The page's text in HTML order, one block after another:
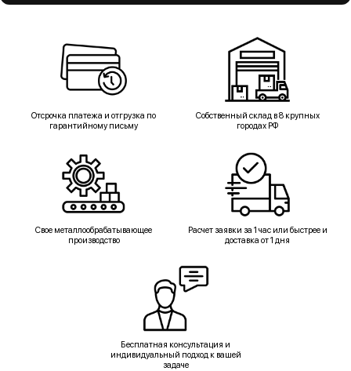
Отсрочка платежа и отгрузка по
гарантийному письму
Собственный склад в 8 крупных
городах РФ
Свое металлообрабатывающее
производство
Расчет заявки за 1 час или быстрее и
доставка от 1 дня
Бесплатная консультация и
индивидуальный подход к вашей
задаче